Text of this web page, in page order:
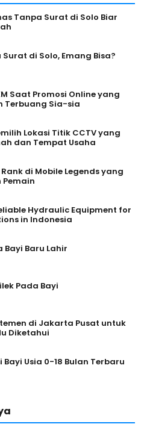
Tanpa Surat di Solo Biar
di Solo, Emang Bisa?
Saat Promosi Online yang
Terbuang Sia-sia
Lokasi Titik CCTV yang
dan Tempat Usaha
di Mobile Legends yang
Hydraulic Equipment for
in Indonesia
Bayi Baru Lahir
Pada Bayi
di Jakarta Pusat untuk
Diketahui
Usia 0-18 Bulan Terbaru